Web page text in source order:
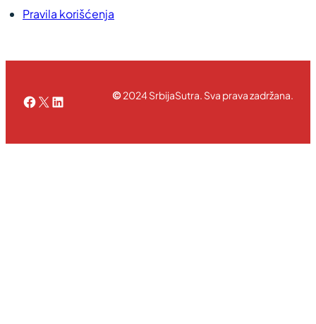
Pravila korišćenja
Facebook
X LinkedIn©2024 SrbijaSutra. Sva prava zadržana.